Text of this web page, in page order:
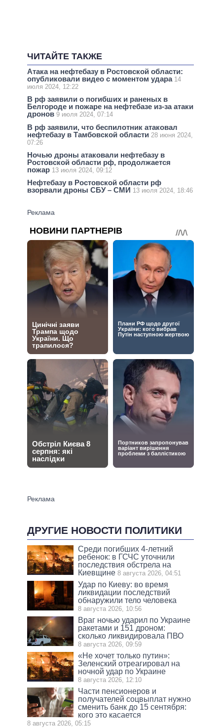
ЧИТАЙТЕ ТАКЖЕ
Атака на нефтебазу в Ростовской области:
опубликовали видео с моментом удара 14
июля 2024, 12:22
В рф заявили о погибших и раненых в
Белгороде и пожаре на нефтебазе из-за атаки
дронов 9 июля 2024, 07:14
В рф заявили, что беспилотник атаковал
нефтебазу в Тамбовской области 28 июня 2024,
07:26
Ночью дроны атаковали нефтебазу в
Ростовской области рф, продолжается
пожар 13 июля 2024, 09:12
Нефтебазу в Ростовской области рф
взорвали дроны СБУ – СМИ 13 июля 2024, 18:46
ДРУГИЕ НОВОСТИ ПОЛИТИКИ
Среди погибших 4-летний
ребенок: в ГСЧС уточнили
последствия обстрела на
Киевщине 8 августа 2026, 04:51
Удар по Киеву: во время
ликвидации последствий
обнаружили тело человека
8 августа 2026, 10:56
Враг ночью ударил по Украине
ракетами и 151 дроном:
сколько ликвидировала ПВО
8 августа 2026, 09:59
«Не хочет только путин»:
Зеленский отреагировал на
ночной удар по Украине
8 августа 2026, 12:10
Части пенсионеров и
получателей соцвыплат нужно
сменить банк до 15 сентября:
кого это касается
8 августа 2026, 05:15